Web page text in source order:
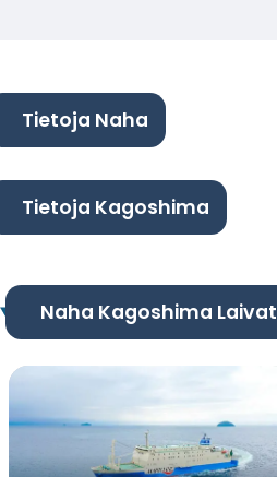
Tietoja Naha
Tietoja Kagoshima
Naha Kagoshima Laivat